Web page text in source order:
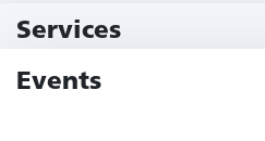
Services
Events